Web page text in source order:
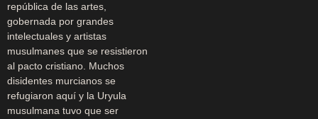
república de las artes,
gobernada por grandes
intelectuales y artistas
musulmanes que se resistieron
al pacto cristiano. Muchos
disidentes murcianos se
refugiaron aquí y la Uryula
musulmana tuvo que ser